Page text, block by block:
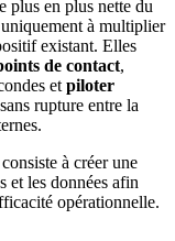
plus en plus nette du
à multiplier
existant. Elles
de contact,
et piloter
rupture entre la
à créer une
et les données afin
opérationnelle.